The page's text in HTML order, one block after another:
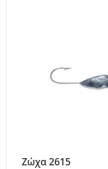
Ζώχα 2615